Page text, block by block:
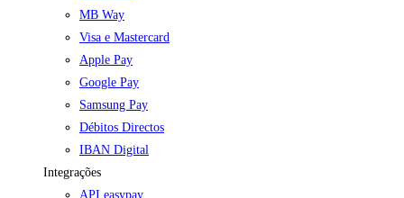
MB Way
Visa e Mastercard
Apple Pay
Google Pay
Samsung Pay
Débitos Directos
IBAN Digital
Integrações
API easypay